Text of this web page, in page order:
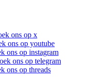
ons op x
ons op youtube
ons op instagram
ons op telegram
ons op threads